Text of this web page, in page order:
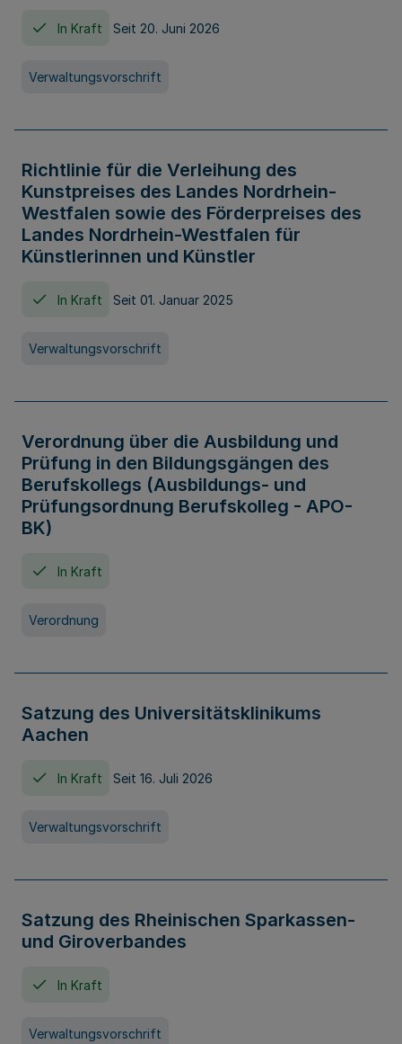
In Kraft Seit 20. Juni 2026
Verwaltungsvorschrift
Richtlinie für die Verleihung des
Kunstpreises des Landes Nordrhein-
Westfalen sowie des Förderpreises des
Landes Nordrhein-Westfalen für
Künstlerinnen und Künstler
In Kraft Seit 01. Januar 2025
Verwaltungsvorschrift
Verordnung über die Ausbildung und
Prüfung in den Bildungsgängen des
Berufskollegs (Ausbildungs- und
Prüfungsordnung Berufskolleg - APO-
BK)
In Kraft
Verordnung
Satzung des Universitätsklinikums
Aachen
In Kraft Seit 16. Juli 2026
Verwaltungsvorschrift
Satzung des Rheinischen Sparkassen-
und Giroverbandes
In Kraft
Verwaltungsvorschrift